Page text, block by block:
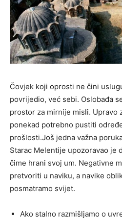
Čovjek koji oprosti ne čini
povrijedio, već sebi. Oslobađa
prostor za mirnije misli. Upravo
ponekad potrebno pustiti
prošlosti.Još jedna važna
Starac Melentije upozoravao je
čime hrani svoj um. Negativne
pretvoriti u naviku, a navike
posmatramo svijet.
Ako stalno razmišljamo o